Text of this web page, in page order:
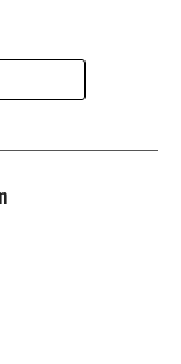
att öppna
rätt längd